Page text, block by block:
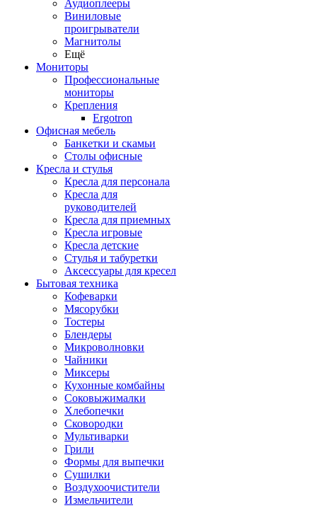
Аудиоплееры
Виниловые
проигрыватели
Магнитолы
Ещё
Мониторы
Профессиональные
мониторы
Крепления
Ergotron
Офисная мебель
Банкетки и скамьи
Столы офисные
Кресла и стулья
Кресла для персонала
Кресла для
руководителей
Кресла для приемных
Кресла игровые
Кресла детские
Стулья и табуретки
Аксессуары для кресел
Бытовая техника
Кофеварки
Мясорубки
Тостеры
Блендеры
Микроволновки
Чайники
Миксеры
Кухонные комбайны
Соковыжималки
Хлебопечки
Сковородки
Мультиварки
Грили
Формы для выпечки
Сушилки
Воздухоочистители
Измельчители